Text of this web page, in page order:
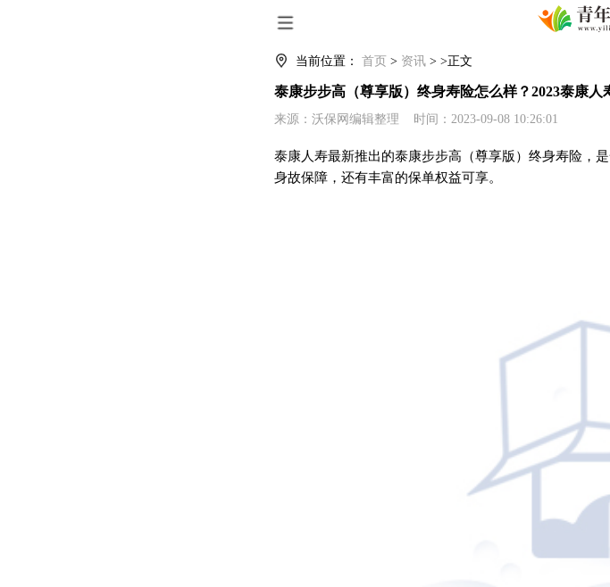
当前位置： 首页 > 资讯 > >正文
泰康步步高（尊享版）终身寿险怎么样？2023泰康人
来源：沃保网编辑整理 时间：2023-09-08 10:26:01
泰康人寿最新推出的泰康步步高（尊享版）终身寿险，
身故保障，还有丰富的保单权益可享。